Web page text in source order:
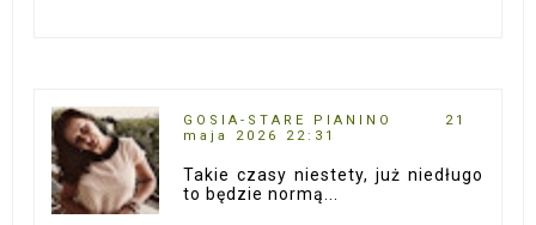
GOSIA-STARE PIANINO
21
maja 2026 22:31
Takie czasy niestety, już niedługo
to będzie normą...